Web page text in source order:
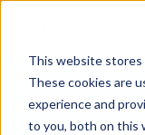
This website stores
These cookies are
experience and
to you, both on this
Gelir